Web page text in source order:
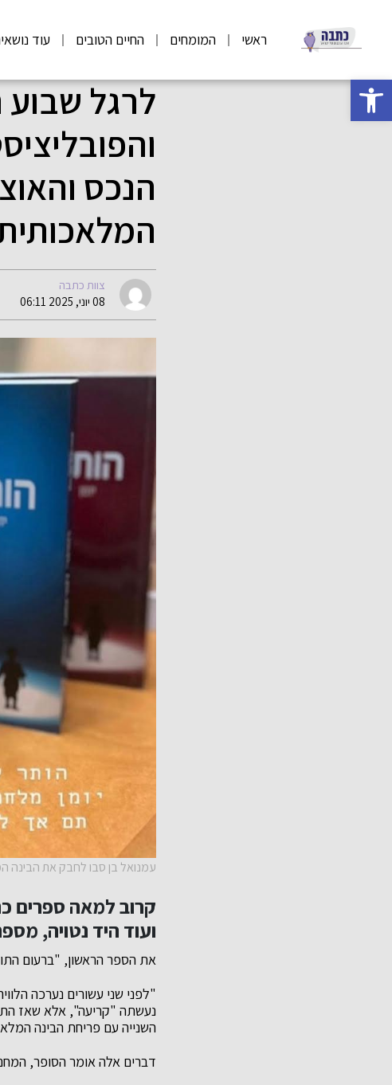
פתח סרגל נגישות
ראשי המומחים החיים הטובים עוד
לרגל
הנכס
צוות כתבה
08 יוני, 2025 06:11
עמנואל בן סבו לחבק את הבינה
קרוב למאה ספרים
ועוד היד נטויה,
את הספר הראשון, "ברעום
"לפני שני עשורים נערכה
נעשתה "קריעה", אלא שאז
השנייה עם פריחת הבינה
דברים אלה אומר הסופר,